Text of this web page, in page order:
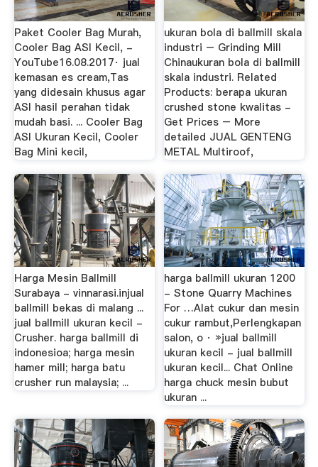
Paket Cooler Bag Murah,
Cooler Bag ASI Kecil, -
YouTube16.08.2017· jual
kemasan es cream,Tas
yang didesain khusus agar
ASI hasil perahan tidak
mudah basi. ... Cooler Bag
ASI Ukuran Kecil, Cooler
Bag Mini kecil,
ukuran bola di ballmill skala
industri – Grinding Mill
Chinaukuran bola di ballmill
skala industri. Related
Products: berapa ukuran
crushed stone kwalitas -
Get Prices – More
detailed JUAL GENTENG
METAL Multiroof,
Harga Mesin Ballmill
Surabaya - vinnarasi.injual
ballmill bekas di malang ...
jual ballmill ukuran kecil -
Crusher. harga ballmill di
indonesioa; harga mesin
hamer mill; harga batu
crusher run malaysia; ...
harga ballmill ukuran 1200
- Stone Quarry Machines
For …Alat cukur dan mesin
cukur rambut,Perlengkapan
salon, o · »jual ballmill
ukuran kecil - jual ballmill
ukuran kecil... Chat Online
harga chuck mesin bubut
ukuran ...